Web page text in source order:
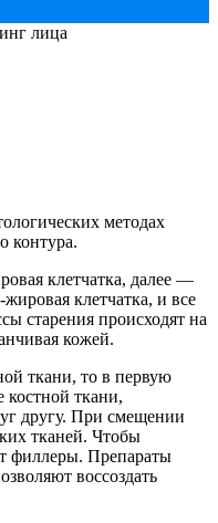
лица
методах
контура.
клетчатка, далее —
клетчатка, и все
старения происходят на
кожей.
ткани, то в первую
костной ткани,
другу. При смещении
тканей. Чтобы
филлеры. Препараты
воссоздать